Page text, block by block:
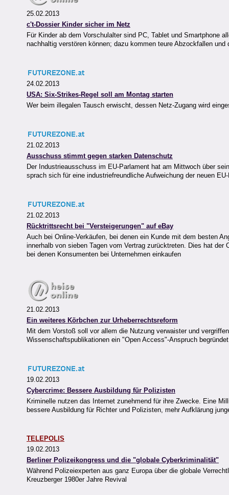
25.02.2013
c't-Dossier Kinder sicher im Netz
Für Kinder ab dem Vorschulalter sind PC, Tablet und Smartphone
nachhaltig verstören können; dazu kommen teure Abzockfallen und
24.02.2013
USA: Six-Strikes-Regel soll am Montag starten
Wer beim illegalen Tausch erwischt, dessen Netz-Zugang wird
21.02.2013
Ausschuss stimmt gegen starken Datenschutz
Der Industrieausschuss im EU-Parlament hat am Mittwoch über
sprach sich für eine industriefreundliche Aufweichung der neuen
21.02.2013
Rücktrittsrecht bei "Versteigerungen" auf eBay
Auch bei Online-Verkäufen, bei denen ein Kunde mit dem besten
innerhalb von sieben Tagen vom Vertrag zurücktreten. Dies hat
bei denen Konsumenten bei Unternehmen einkaufen
21.02.2013
Ein weiteres Körbchen zur Urheberrechtsreform
Mit dem Vorstoß soll vor allem die Nutzung verwaister und
Wissenschaftspublikationen ein "Open Access"-Anspruch
19.02.2013
Cybercrime: Bessere Ausbildung für Polizisten
Kriminelle nutzen das Internet zunehmend für ihre Zwecke. Eine
bessere Ausbildung für Richter und Polizisten, mehr Aufklärung
TELEPOLIS
19.02.2013
Berliner Polizeikongress und die "globale Cyberkriminalität"
Während Polizeiexperten aus ganz Europa über die globale
Kreuzberger 1980er Jahre Revival